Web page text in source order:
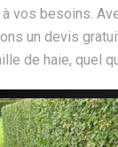
vos besoins.
un devis
de haie, quel